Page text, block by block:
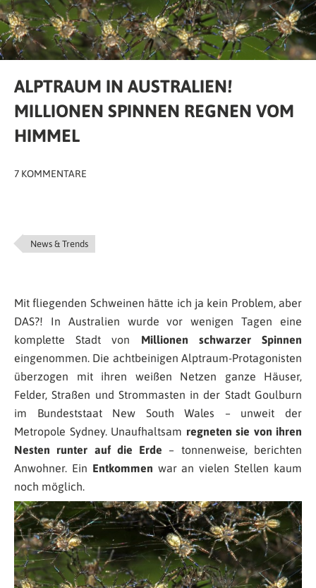
ALPTRAUM IN AUSTRALIEN!
MILLIONEN SPINNEN REGNEN VOM
HIMMEL
7 KOMMENTARE
News & Trends
Mit fliegenden Schweinen hätte ich ja kein Problem, aber
DAS?! In Australien wurde vor wenigen Tagen eine
komplette Stadt von Millionen schwarzer Spinnen
eingenommen. Die achtbeinigen Alptraum-Protagonisten
überzogen mit ihren weißen Netzen ganze Häuser,
Felder, Straßen und Strommasten in der Stadt Goulburn
im Bundeststaat New South Wales – unweit der
Metropole Sydney. Unaufhaltsam regneten sie von ihren
Nesten runter auf die Erde – tonnenweise, berichten
Anwohner. Ein Entkommen war an vielen Stellen kaum
noch möglich.